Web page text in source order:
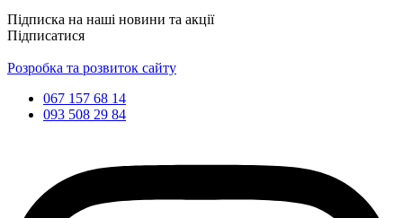
Підписка на наші новини та акції
Підписатися
Розробка та розвиток сайту
067 157 68 14
093 508 29 84